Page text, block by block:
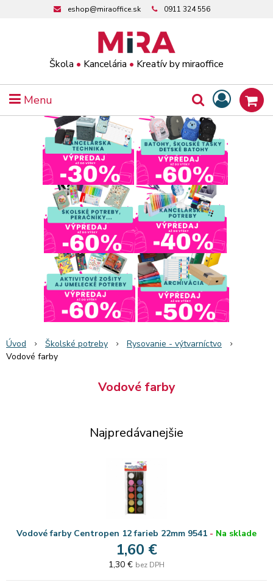
Škola • Kancelária • Kreatív by miraoffice
eshop@miraoffice.sk 0911 324 556
Menu
Úvod Školské potreby
Rysovanie - výtvarníctvo
Vodové farby
Vodové farby
Najpredávanejšie
Vodové farby Centropen 12 farieb 22mm 9541 - Na sklade
1,60 €
1,30 € bez DPH